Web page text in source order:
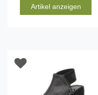
Artikel anzeigen